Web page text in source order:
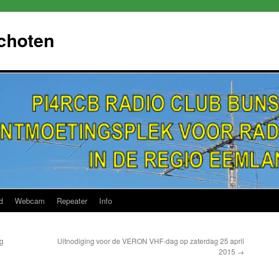
Webcam Repeater Info
Uitnodiging voor de VERON VHF-dag op zaterdag 25 april
2015 →